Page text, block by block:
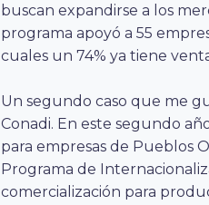
buscan expandirse a los
programa apoyó a 55
cuales un 74% ya tiene
Un segundo caso que me
Conadi. En este segundo
para empresas de Pueblos
Programa de
comercialización para